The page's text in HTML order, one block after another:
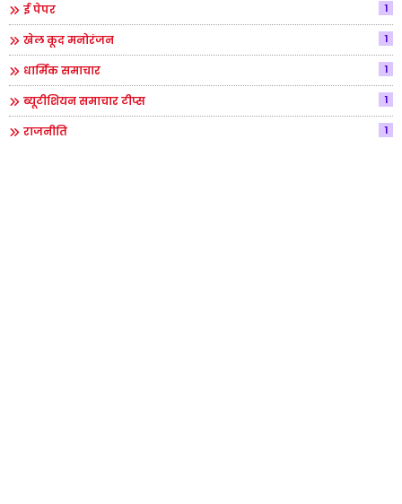
ई पेपर 1
खेल कूद मनोरंजन 1
धार्मिक समाचार 1
ब्यूटीशियन समाचार टीप्स 1
राजनीति 1